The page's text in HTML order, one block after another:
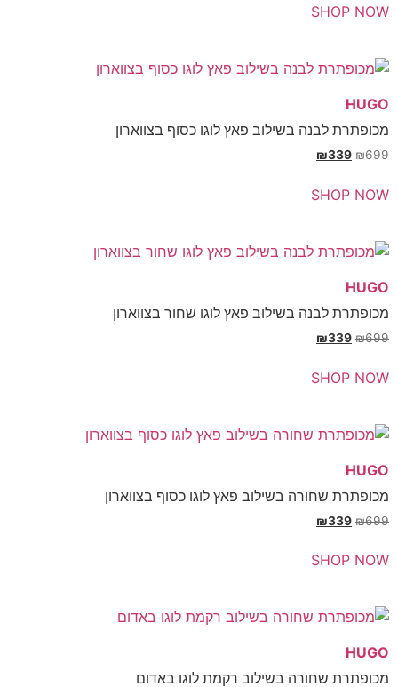
בשילוב פאץ לוגו כסוף בצווארון
₪
בשילוב פאץ לוגו שחור בצווארון
₪
בשילוב פאץ לוגו כסוף בצווארון
₪
בשילוב רקמת לוגו באדום